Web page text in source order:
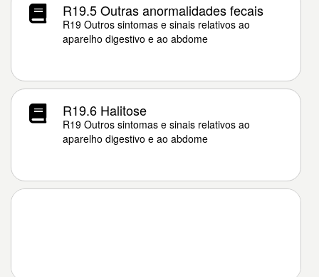
R19.5 Outras anormalidades fecais
R19 Outros sintomas e sinais relativos ao
aparelho digestivo e ao abdome
R19.6 Halitose
R19 Outros sintomas e sinais relativos ao
aparelho digestivo e ao abdome